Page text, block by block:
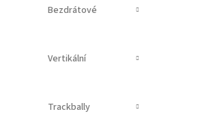
Bezdrátové
Vertikální
Trackbally